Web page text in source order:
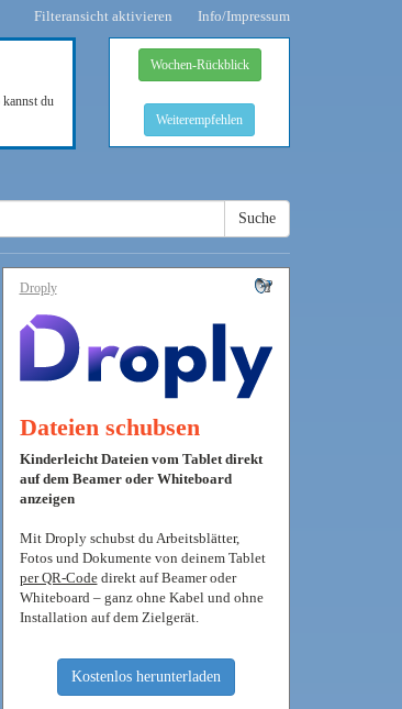
Filteransicht aktivieren Info/Impressum
kannst du
Wochen-Rückblick
Weiterempfehlen
Suche
Droply
Dateien schubsen
Kinderleicht Dateien vom Tablet direkt
auf dem Beamer oder Whiteboard
anzeigen
Mit Droply schubst du Arbeitsblätter,
Fotos und Dokumente von deinem Tablet
per QR-Codedirekt auf Beamer oder
Whiteboard – ganz ohne Kabel und ohne
Installation auf dem Zielgerät.
Kostenlos herunterladen